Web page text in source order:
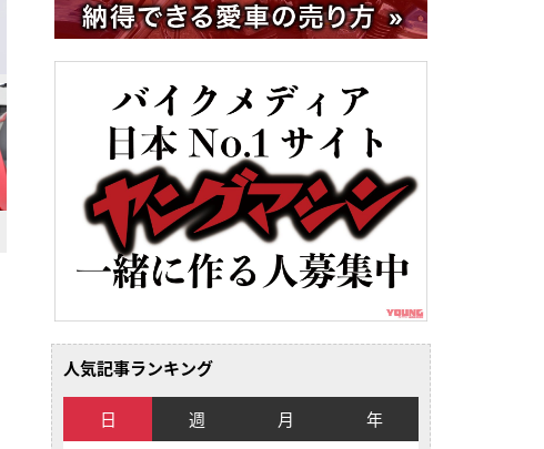
人気記事ランキング
日 週 月 年